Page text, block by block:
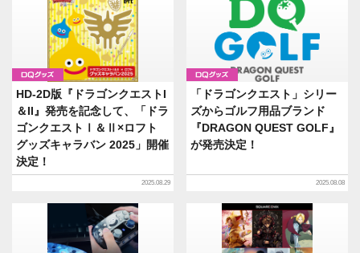
グッズ
HD-2D版『ドラゴンクエストI
＆II』発売を記念して、「ドラ
ゴンクエストⅠ＆Ⅱ×ロフト
グッズキャラバン 2025」開催
決定！
2025.08.29
グッズ
「ドラゴンクエスト」シリー
ズからゴルフ用品ブランド
『DRAGON QUEST GOLF』
が発売決定！
2025.08.08